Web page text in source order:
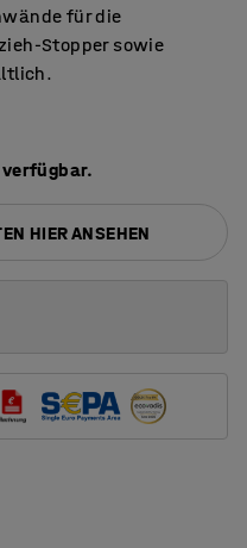
für die
Stopper sowie
HIER ANSEHEN